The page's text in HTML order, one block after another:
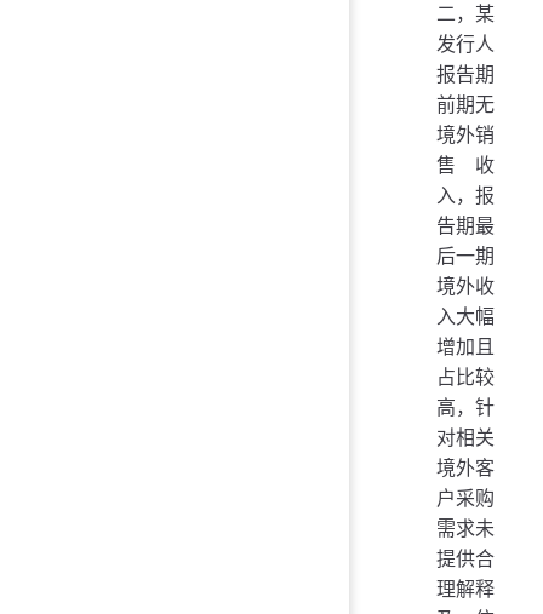
二，某
发行人
报告期
前期无
境外销
售收
入，报
告期最
后一期
境外收
入大幅
增加且
占比较
高，针
对相关
境外客
户采购
需求未
提供合
理解释